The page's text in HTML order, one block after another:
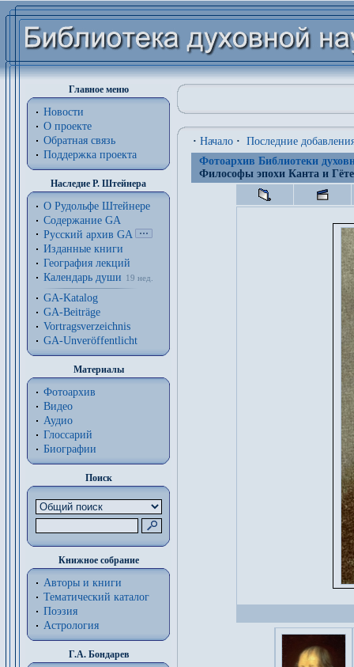
Главное меню
Новости
О проекте
Обратная связь
Поддержка проекта
Наследие Р. Штейнера
О Рудольфе Штейнере
Содержание GA
Русский архив GA
Изданные книги
География лекций
Календарь души
19 нед.
GA-Katalog
GA-Beiträge
Vortragsverzeichnis
GA-Unveröffentlicht
Материалы
Фотоархив
Видео
Аудио
Глоссарий
Биографии
Поиск
Книжное собрание
Авторы и книги
Тематический каталог
Поэзия
Астрология
Г.А. Бондарев
· Начало · Последние
Фотоархив Библиотеки
Философы эпохи Канта и Гёте